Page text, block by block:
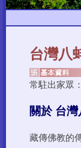
台灣八
常駐出家眾：
關於 台
藏傳佛教的